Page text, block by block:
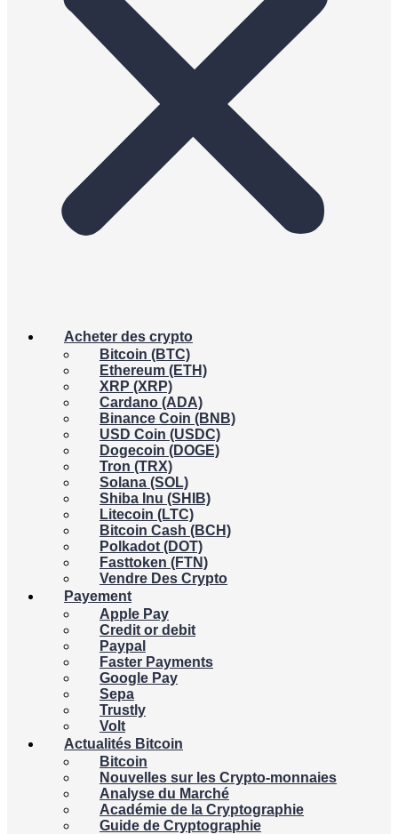
Acheter des crypto
Bitcoin (BTC)
Ethereum (ETH)
XRP (XRP)
Cardano (ADA)
Binance Coin (BNB)
USD Coin (USDC)
Dogecoin (DOGE)
Tron (TRX)
Solana (SOL)
Shiba Inu (SHIB)
Litecoin (LTC)
Bitcoin Cash (BCH)
Polkadot (DOT)
Fasttoken (FTN)
Vendre Des Crypto
Payement
Apple Pay
Credit or debit
Paypal
Faster Payments
Google Pay
Sepa
Trustly
Volt
Actualités Bitcoin
Bitcoin
Nouvelles sur les Crypto-monnaies
Analyse du Marché
Académie de la Cryptographie
Guide de Cryptographie